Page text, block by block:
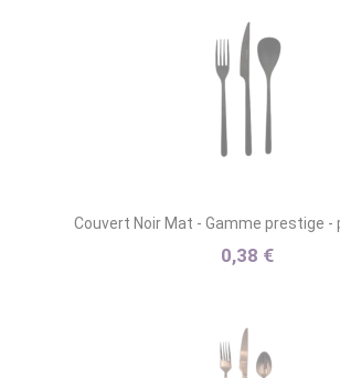
Couvert Noir Mat - Gamme prestige -
0,38 €